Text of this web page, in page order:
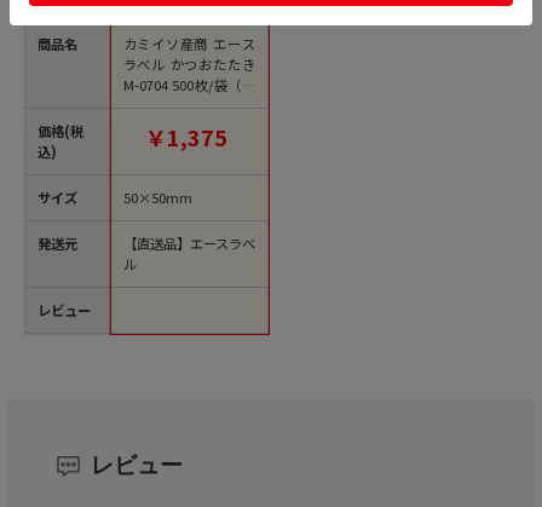
商品名
価格(税
込)
サイズ
発送元
レビュー
カミイソ産商 エース
ラベル かつおたたき
M-0704 500枚/袋（ご
注文単位1袋）【直送
￥1,375
50×50mm
【直送品】エースラベ
ル
レビュー